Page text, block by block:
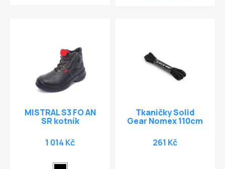
MISTRAL S3 FO AN
SR kotník
1 014 Kč
Tkaničky Solid
Gear Nomex 110cm
261 Kč